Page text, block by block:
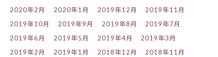
2020年2月
2020年1月 2019年12月
2019年11月
2019年10月
2019年9月 2019年8月
2019年7月
2019年6月
2019年5月 2019年4月
2019年3月
2019年2月
2019年1月 2018年12月
2018年11月